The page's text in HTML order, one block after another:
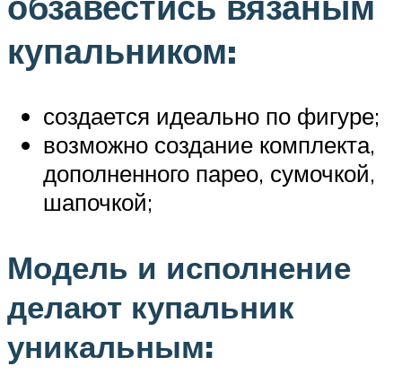
купальником:
создается идеально по фигуре;
возможно создание комплекта,
дополненного парео, сумочкой,
шапочкой;
Модель и исполнение
делают купальник
уникальным: